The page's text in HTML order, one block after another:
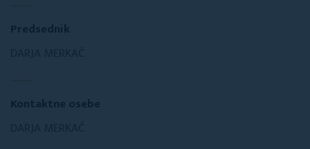
Predsednik
Kontaktne osebe